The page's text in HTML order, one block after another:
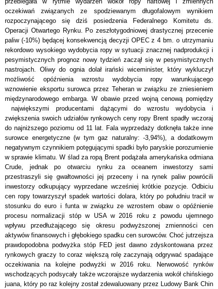
oczekiwań związanych ze spodziewanym długofalowym wynikiem
rozpoczynającego się dziś posiedzenia Federalnego Komitetu ds.
Operacji Otwartego Rynku. Po zeszłotygodniowej drastycznej przecenie
paliw (-10%) będącej konsekwencją decyzji OPEC z 4 bm. o utrzymaniu
rekordowo wysokiego wydobycia ropy w sytuacji znacznej nadprodukcji i
pesymistycznych prognoz nowy tydzień zaczął się w pesymistycznych
nastrojach. Oliwy do ognia dolał irański wiceminister, który wykluczył
możliwość opóźnienia wzrostu wydobycia ropy warunkującego
wznowienie eksportu surowca przez Teheran w związku ze zniesieniem
międzynarodowego embarga. W obawie przed wojną cenową pomiędzy
największymi producentami dążącymi do wzrostu wydobycia i
zwiększenia swoich udziałów rynkowych ceny ropy Brent spadły wczoraj
do najniższego poziomu od 11 lat. Fala wyprzedaży dotknęła także inne
surowce energetyczne (w tym gaz naturalny: -3,94%), a dodatkowym
negatywnym czynnikiem potęgującymi spadki było paryskie porozumienie
w sprawie klimatu. W ślad za ropą Brent podążała amerykańska odmiana
Crude, jednak po otwarciu rynku za oceanem inwestorzy sami
przestraszyli się gwałtowności jej przeceny i na rynek paliw powrócili
inwestorzy odkupujący wyprzedane wcześniej krótkie pozycje. Odbiciu
cen ropy towarzyszył spadek wartości dolara, który po południu tracił w
stosunku do euro i funta w związku ze wzrostem obaw o opóźnienie
procesu normalizacji stóp w USA w 2016 roku z powodu ujemnego
wpływu przedłużającego się okresu podwyższonej zmienności cen
aktywów finansowych i głębokiego spadku cen surowców. Choć jutrzejsza
prawdopodobna podwyżka stóp FED jest dawno zdyskontowana przez
rynkowych graczy to coraz większą rolę zaczynają odgrywać spadające
oczekiwania na kolejne podwyżki w 2016 roku. Nerwowość rynków
wschodzących podsycały także wczorajsze wydarzenia wokół chińskiego
juana, który po raz kolejny został zdewaluowany przez Ludowy Bank Chin